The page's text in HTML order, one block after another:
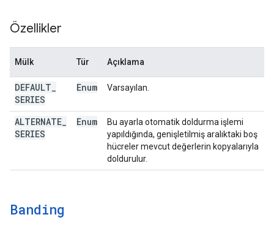
Özellikler
Mülk Tür Açıklama
DEFAULT
SERIES
Enum Varsayılan.
ALTERNATE
SERIES
Enum
Bu ayarla otomatik doldurma işlemi
yapıldığında, genişletilmiş aralıktaki boş
hücreler mevcut değerlerin kopyalarıyla
doldurulur.
Banding